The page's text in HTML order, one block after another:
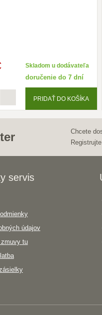
Skladom u dodávateľa
doručenie do 7 dní
PRIDAŤ DO KOŠÍKA
Chcete
servis
údajov
tu